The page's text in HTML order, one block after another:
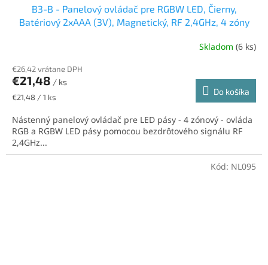
B3-B - Panelový ovládač pre RGBW LED, Čierny,
Batériový 2xAAA (3V), Magnetický, RF 2,4GHz, 4 zóny
Skladom (6 ks)
€26,42 vrátane DPH
€21,48 / ks
Jednotková
€21,48 / 1 ks
Do košíka
Nástenný panelový ovládač pre LED pásy - 4 zónový - ovláda
RGB a RGBW LED pásy pomocou bezdrôtového signálu RF
2,4GHz...
Kód: NL095